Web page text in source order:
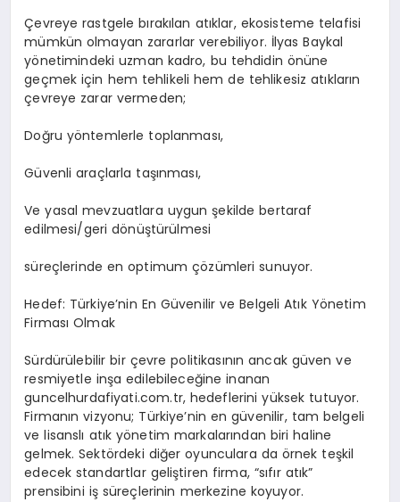
Çevreye rastgele bırakılan atıklar, ekosisteme telafisi
mümkün olmayan zararlar verebiliyor. İlyas Baykal
yönetimindeki uzman kadro, bu tehdidin önüne
geçmek için hem tehlikeli hem de tehlikesiz atıkların
çevreye zarar vermeden;
Doğru yöntemlerle toplanması,
Güvenli araçlarla taşınması,
Ve yasal mevzuatlara uygun şekilde bertaraf
edilmesi/geri dönüştürülmesi
süreçlerinde en optimum çözümleri sunuyor.
Hedef: Türkiye’nin En Güvenilir ve Belgeli Atık Yönetim
Firması Olmak
Sürdürülebilir bir çevre politikasının ancak güven ve
resmiyetle inşa edilebileceğine inanan
guncelhurdafiyati.com.tr, hedeflerini yüksek tutuyor.
Firmanın vizyonu; Türkiye’nin en güvenilir, tam belgeli
ve lisanslı atık yönetim markalarından biri haline
gelmek. Sektördeki diğer oyunculara da örnek teşkil
edecek standartlar geliştiren firma, “sıfır atık”
prensibini iş süreçlerinin merkezine koyuyor.